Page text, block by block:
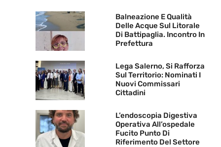
Balneazione E Qualità
Delle Acque Sul Litorale
Di Battipaglia. Incontro In
Prefettura
Lega Salerno, Si Rafforza
Sul Territorio: Nominati I
Nuovi Commissari
Cittadini
L’endoscopia Digestiva
Operativa All’ospedale
Fucito Punto Di
Riferimento Del Settore